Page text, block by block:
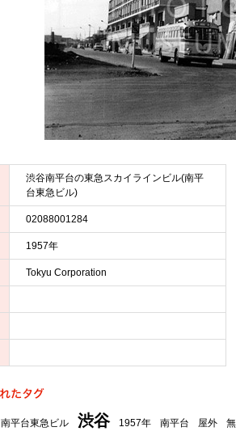
渋谷南平台の東急スカイラインビル(南平
台東急ビル)
02088001284
1957年
Tokyu Corporation
南平台東急ビル 渋谷 1957年 南平台 屋外